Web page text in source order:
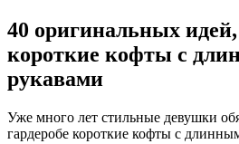
40 оригинальных
короткие кофты с
рукавами
Уже много лет стильные девушки
гардеробе короткие кофты с